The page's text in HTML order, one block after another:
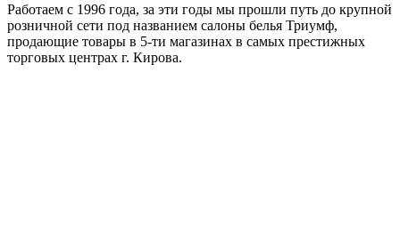
Работаем с 1996 года, за эти годы мы прошли путь до крупной
розничной сети под названием салоны белья Триумф,
продающие товары в 5-ти магазинах в самых престижных
торговых центрах г. Кирова.